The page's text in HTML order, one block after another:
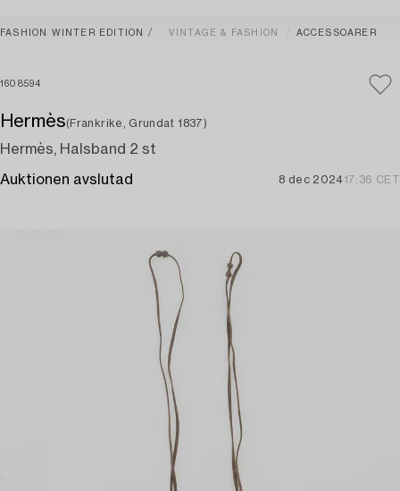
FASHION WINTER EDITION VINTAGE & FASHION ACCESSOARER
1608594
Hermès(Frankrike, Grundat 1837)
Hermès, Halsband 2 st
Auktionen avslutad 8 dec 202417:36 CET